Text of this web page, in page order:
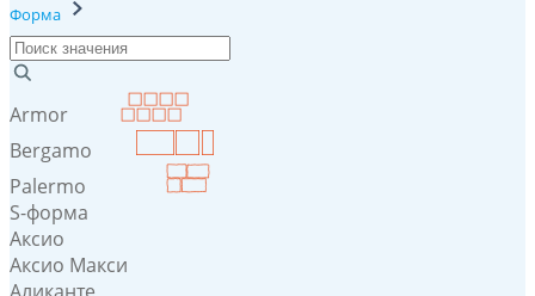
Форма
Armor
Bergamo
Palermo
S-форма
Аксио
Аксио Макси